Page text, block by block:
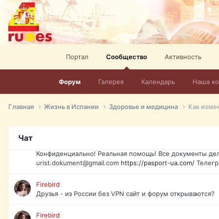
Портал Сообщество
Форум Галерея Календарь Наша
Активность
Главная Жизнь в Испании Здоровье и медицина Как
Чат
elevision-in-spain.html Тел: +972-526-384-339
David16
Книги
David16
Подскажите пожалуйста, как удалить свой аккаунт из
Если Вы попали в трудную ситуацию и возникла
Конфиденциально! Реальная помощь! Все документы
urist.dokument@gmail.com https://pasport-ua.com/
Firebird
Друзья - из России без VPN сайт и форум открываются?
Firebird